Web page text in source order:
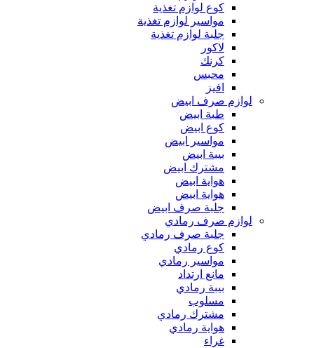
كوع لوازم تغذية
مواسير لوازم تغذية
جلبة لوازم تغذية
لاكور
كرنك
محبس
افيز
لوازم صرف ابيض
طبة ابيض
كوع ابيض
مواسير ابيض
بيبة ابيض
مشترك ابيض
هواية ابيض
هواية ابيض
جلبة صرف ابيض
لوازم صرف رمادي
جلبة صرف رمادي
كوع رمادي
مواسير رمادي
مانع ارتداد
بيبة رمادي
مسلوب
مشترك رمادي
هواية رمادي
غراء